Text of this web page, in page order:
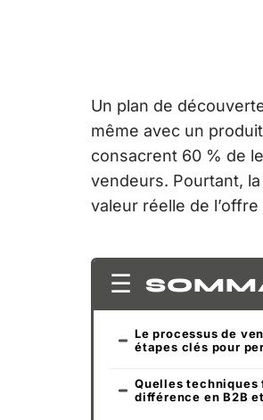
Un plan de
même avec un
consacrent 60 % de
vendeurs. Pourtant,
valeur réelle de
Le processus de
étapes clés pour
Quelles techniques
différence en B2B